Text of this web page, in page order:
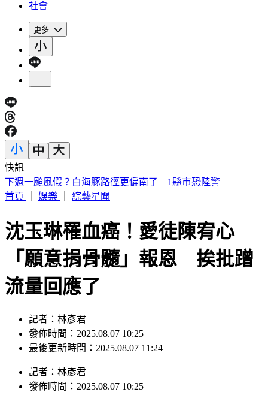
社會
更多
快訊
台股第3檔萬金股誕生！川湖午盤股價「衝破萬元」 創新天
價
沈玉琳罹血癌！愛徒陳宥心
「願意捐骨髓」報恩 挨批蹭
流量回應了
記者：林彥君
發佈時間：2025.08.07 10:25
記者：林彥君